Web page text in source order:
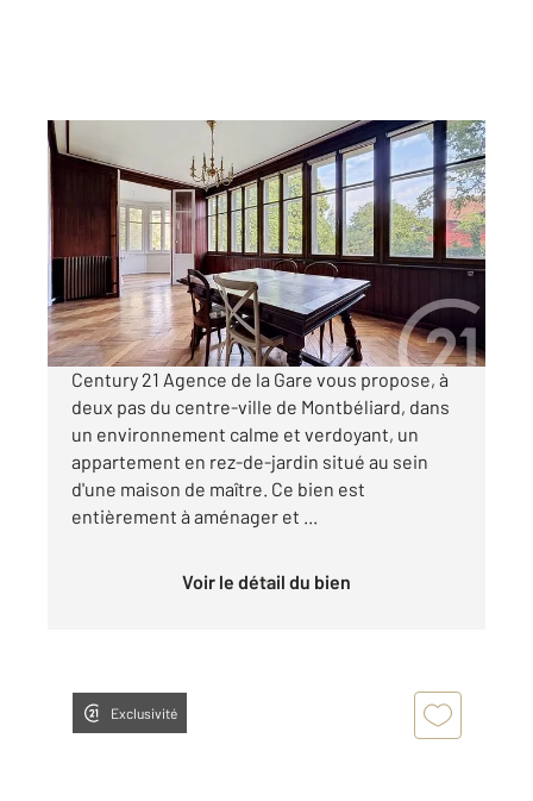
MONTBELIARD 25
122,53 m2, 4 pièces
Ref : 30666
Appartement F5 à vendre
122 000 €
Visiter le site dédié
Century 21 Agence de la Gare vous propose, à
deux pas du centre-ville de Montbéliard, dans
un environnement calme et verdoyant, un
appartement en rez-de-jardin situé au sein
d'une maison de maître. Ce bien est
entièrement à aménager et ...
Voir le détail du bien
Exclusivité